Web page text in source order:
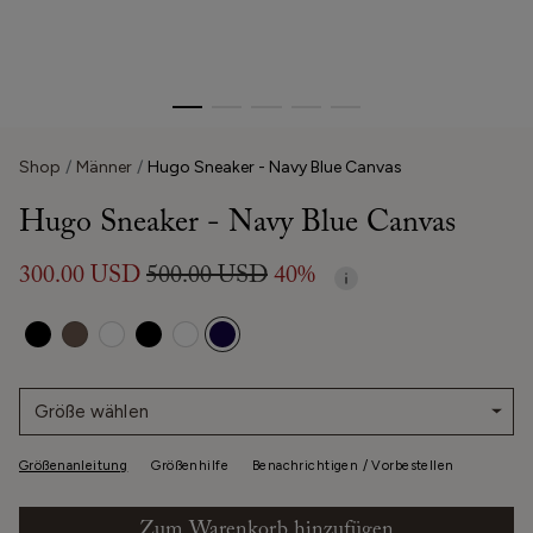
Shop Männer Hugo Sneaker - Navy Blue Canvas
Hugo Sneaker - Navy Blue Canvas
300.00 USD500.00 USD40%
Größe wählen
Größenanleitung Größenhilfe Benachrichtigen / Vorbestellen